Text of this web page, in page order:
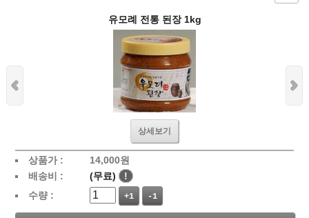
유모례 전통 된장 1kg
상세보기
상품가 : 14,000원
배송비 :
(무료)
!
수량 :
+1 -1